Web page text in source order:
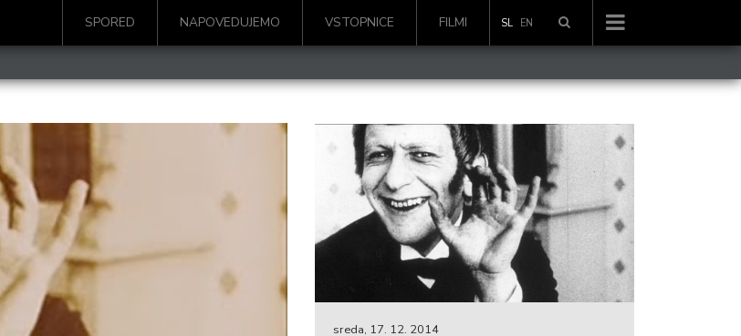
SPORED NAPOVEDUJEMO VSTOPNICE FILMI SL EN
sreda, 17. 12. 2014